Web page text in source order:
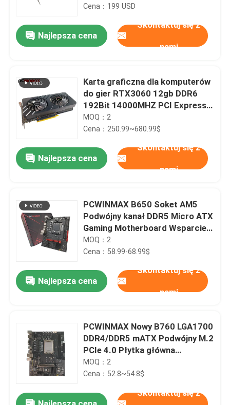
Dom
Produkty
Filmy
Cena：199 USD
Najlepsza cena
Skontaktuj się z
nami
Karta graficzna dla komputerów
do gier RTX3060 12gb DDR6
192Bit 14000MHZ PCI Express
4.0
MOQ：2
Cena：250.99~680.99$
Najlepsza cena
Skontaktuj się z
nami
PCWINMAX B650 Soket AM5
Podwójny kanał DDR5 Micro ATX
Gaming Motherboard Wsparcie
R7 R8 R9 Procesory
MOQ：2
Cena：58.99-68.99$
Najlepsza cena
Skontaktuj się z
nami
PCWINMAX Nowy B760 LGA1700
DDR4/DDR5 mATX Podwójny M.2
PCIe 4.0 Płytka główna
Wsparcie 12 13 14 i3 i5 i7
MOQ：2
Cena：52.8~54.8$
Skontaktuj się z